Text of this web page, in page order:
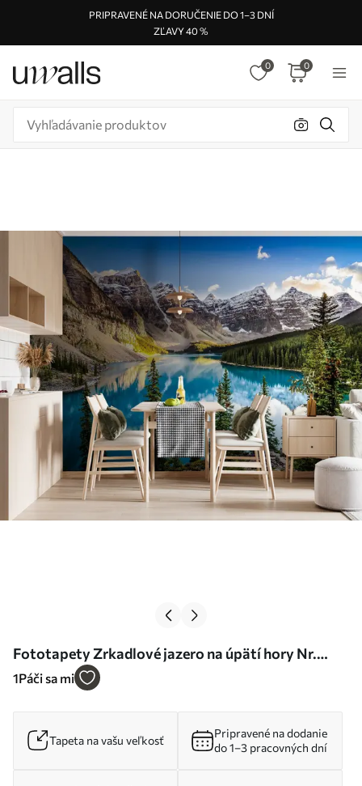
PRIPRAVENÉ NA DORUČENIE DO 1–3 DNÍ
ZĽAVY 40 %
0 0
Fototapety Zrkadlové jazero na úpätí hory Nr.
u58602
1Páči sa mi
Tapeta na vašu veľkosť
Pripravené na dodanie
do 1–3 pracovných dní